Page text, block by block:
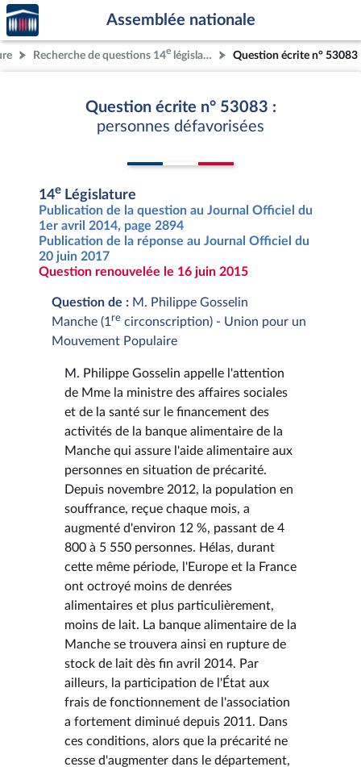
Aller au contenu
Aller en bas de la page
Accèder
à la
page
d'accueil
Assemblée nationale
Recherche de questions 14e législature Question écrite n° 53083
Question écrite n° 53083 :
personnes défavorisées
14e Législature
Publication de la question au Journal Officiel du
1er avril 2014, page 2894
Publication de la réponse au Journal Officiel du
20 juin 2017
Question renouvelée le 16 juin 2015
Question de : M. Philippe Gosselin
Manche (1 re circonscription) - Union pour un
Mouvement Populaire
M. Philippe Gosselin appelle l'attention
de Mme la ministre des affaires sociales
et de la santé sur le financement des
activités de la banque alimentaire de la
Manche qui assure l'aide alimentaire aux
personnes en situation de précarité.
Depuis novembre 2012, la population en
souffrance, reçue chaque mois, a
augmenté d'environ 12 %, passant de 4
800 à 5 550 personnes. Hélas, durant
cette même période, l'Europe et la France
ont octroyé moins de denrées
alimentaires et plus particulièrement,
moins de lait. La banque alimentaire de la
Manche se trouvera ainsi en rupture de
stock de lait dès fin avril 2014. Par
ailleurs, la participation de l'État aux
frais de fonctionnement de l'association
a fortement diminué depuis 2011. Dans
ces conditions, alors que la précarité ne
cesse d'augmenter dans le département,